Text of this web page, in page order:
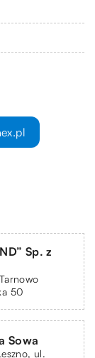
Sp. z
50
Sowa
ul.